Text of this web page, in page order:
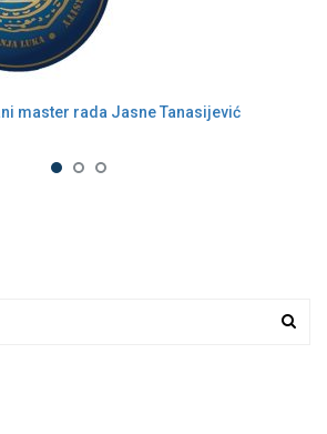
master rada Jasne Tanasijević